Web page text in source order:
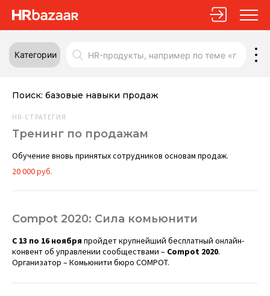
Категории
Поиск: базовые навыки продаж
HR-СТРАТЕГИЯ
Тренинг по продажам
Обучение вновь принятых сотрудников основам продаж.
20 000 руб.
Compot 2020: Сила комьюнити
С 13 по 16 ноября пройдет крупнейший бесплатный онлайн-
конвент об управлении сообществами – Compot 2020.
Организатор – Комьюнити бюро COMPOT.